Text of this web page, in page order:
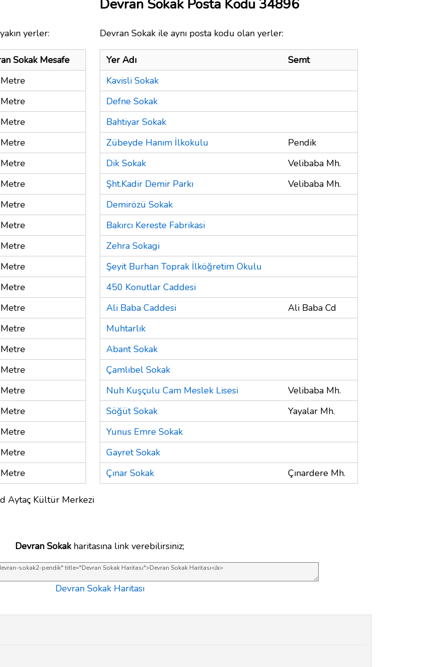
yerler:
Sokak Mesafe
Aytaç Kültür Merkezi
Devran Sokak Posta Kodu 34896
Devran Sokak ile aynı posta kodu olan yerler:
Yer Adı
Semt
Kavisli Sokak
Defne Sokak
Bahtiyar Sokak
Zübeyde Hanım İlkokulu
Pendik
Dik Sokak
Velibaba Mh.
Şht.Kadir Demir Parkı
Velibaba Mh.
Demirözü Sokak
Bakırcı Kereste Fabrikasi
Zehra Sokagi
Şeyit Burhan Toprak İlköğretim Okulu
450 Konutlar Caddesi
Ali Baba Caddesi
Ali Baba Cd
Muhtarlık
Abant Sokak
Çamlıbel Sokak
Nuh Kuşçulu Cam Meslek Lisesi
Velibaba Mh.
Söğüt Sokak
Yayalar Mh.
Yunus Emre Sokak
Gayret Sokak
Çınar Sokak
Çınardere Mh.
Devran Sokakharitasına link verebilirsiniz;
Devran Sokak Haritası